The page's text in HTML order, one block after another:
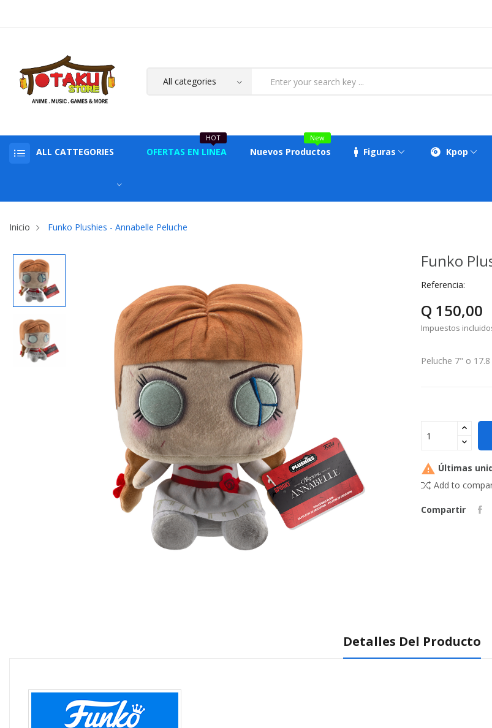
ALL CATTEGORIES OFERTAS EN LINEA
HOT
Nuevos Productos
New
Figuras Kpop
Inicio Funko Plushies - Annabelle Peluche
Funko
Referencia:
Q 150,00
Impuestos
Peluche 7" o
 Últimas
Add to
Compartir
Detalles Del Producto